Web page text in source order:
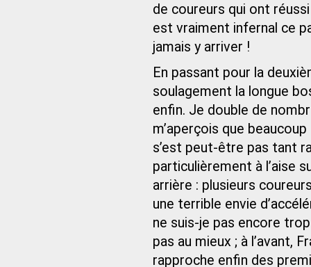
de coureurs qui ont
est vraiment infernal ce
jamais y arriver !
En passant pour la
soulagement la longue
enfin. Je double de
m’aperçois que
s’est peut-être pas tant
particulièrement à l’aise
arrière : plusieurs
une terrible envie
ne suis-je pas encore
pas au mieux ; à l’avant,
rapproche enfin des